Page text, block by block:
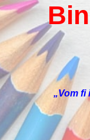
„Vom fi